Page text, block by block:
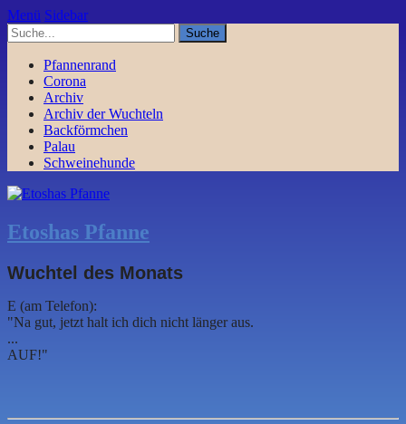
Menü Sidebar
Pfannenrand
Corona
Archiv
Archiv der Wuchteln
Backförmchen
Palau
Schweinehunde
Etoshas Pfanne
Wuchtel des Monats
E (am Telefon):
"Na gut, jetzt halt ich dich nicht länger aus.
...
AUF!"